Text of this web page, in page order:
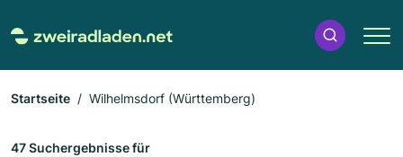
Startseite Wilhelmsdorf (Württemberg)
47 Suchergebnisse für